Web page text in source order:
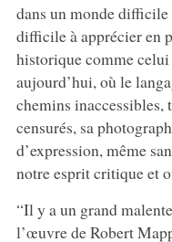
dans un monde difficile
difficile à apprécier en
historique comme
aujourd’hui, où le
chemins inaccessibles,
censurés, sa
d’expression, même
notre esprit critique et
“Il y a un grand
l’œuvre de Robert